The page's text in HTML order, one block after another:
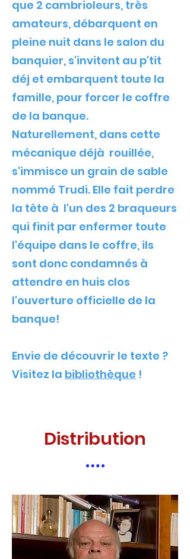
que 2 cambrioleurs, très
amateurs, débarquent en
pleine nuit dans le salon du
banquier, s'invitent au p'tit
déj et embarquent toute la
famille, pour forcer le coffre
de la banque.
Naturellement, dans cette
mécanique déjà rouillée,
s'immisce un grain de sable
nommé Trudi. Elle fait perdre
la tête à l'un des 2 braqueurs
qui finit par enfermer toute
l'équipe dans le coffre, ils
sont donc condamnés à
attendre en huis clos
l'ouverture officielle de la
banque!
Envie de découvrir le texte ?
Visitez la bibliothèque !
Distribution